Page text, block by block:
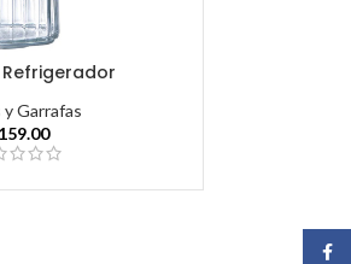
y Garrafas
159.00